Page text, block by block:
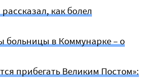
как болел
больницы в Коммунарке – о
прибегать Великим Постом»: